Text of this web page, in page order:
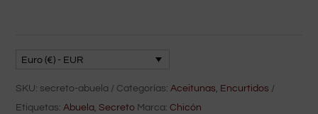
Euro (€) - EUR
SKU: secreto-abuela Categorías:Aceitunas, Encurtidos
Etiquetas:Abuela,Secreto Marca:Chicón